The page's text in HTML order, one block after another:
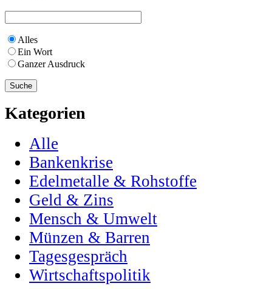
Alles
Ein Wort
Ganzer Ausdruck
Kategorien
Alle
Bankenkrise
Edelmetalle & Rohstoffe
Geld & Zins
Mensch & Umwelt
Münzen & Barren
Tagesgespräch
Wirtschaftspolitik